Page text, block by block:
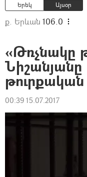
Երեկ Այսօր
ք. Երևան 106.0
«Թռչնակը
00:39 15.07.2017